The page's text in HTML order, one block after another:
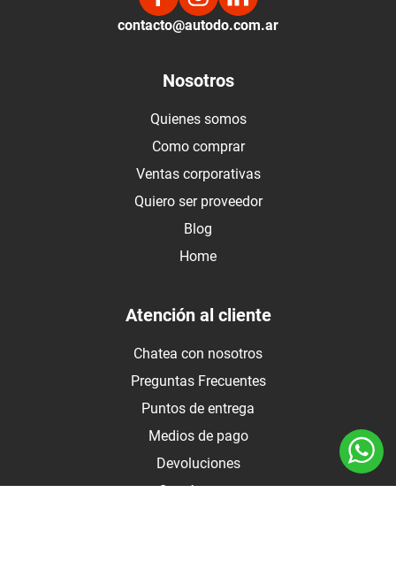
contacto@autodo.com.ar
Nosotros
Quienes somos
Como comprar
Ventas corporativas
Quiero ser proveedor
Blog
Home
Atención al cliente
Chatea con nosotros
Preguntas Frecuentes
Puntos de entrega
Medios de pago
Devoluciones
Contáctanos